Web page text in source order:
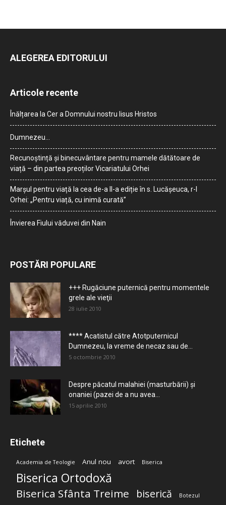
ALEGEREA EDITORULUI
Articole recente
Înălțarea la Cer a Domnului nostru Iisus Hristos
Dumnezeu…
Recunoștință și binecuvântare pentru mamele dătătoare de
viață – din partea preoților Vicariatului Orhei
Marșul pentru viață la cea de-a II-a ediție în s. Lucășeuca, r-l
Orhei: „Pentru viață, cu inimă curată”
Învierea Fiului văduvei din Nain
POSTĂRI POPULARE
+++ Rugăciune puternică pentru momentele
grele ale vieţii
28 iulie 2010
**** Acatistul către Atotputernicul
Dumnezeu, la vreme de necaz sau de...
5 octombrie 2010
Despre păcatul malahiei (masturbării) şi
onaniei (pazei de a nu avea...
15 aprilie 2010
Etichete
Academia de Teologie Anul nou avort Biserica
Biserica Ortodoxă
Biserica Sfânta Treime biserică Botezul